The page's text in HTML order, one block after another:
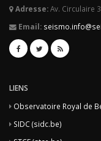
Adresse:Av. Circulaire
Email:
LIENS
Observatoire Royal de
SIDC (sidc.be)